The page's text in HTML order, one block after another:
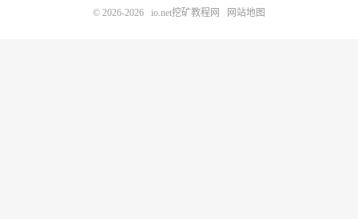
© 2026-2026 io.net挖矿教程网 网站地图